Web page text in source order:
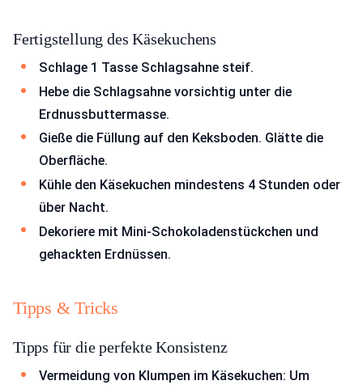
Fertigstellung des Käsekuchens
Schlage 1 Tasse Schlagsahne steif.
Hebe die Schlagsahne vorsichtig unter die
Erdnussbuttermasse.
Gieße die Füllung auf den Keksboden. Glätte die
Oberfläche.
Kühle den Käsekuchen mindestens 4 Stunden oder
über Nacht.
Dekoriere mit Mini-Schokoladenstückchen und
gehackten Erdnüssen.
Tipps & Tricks
Tipps für die perfekte Konsistenz
Vermeidung von Klumpen im Käsekuchen: Um